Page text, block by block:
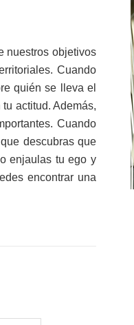
nuestros objetivos
Cuando
quién se lleva el
actitud. Además,
Cuando
descubras que
enjaulas tu ego y
encontrar una